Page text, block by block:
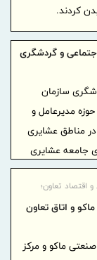
کردند.
و گردشگری
سازمان
مدیرعامل و
مناطق عشایری
جامعه عشایری
اقتصاد تعاون؛
و اتاق تعاون
ماکو و مرکز